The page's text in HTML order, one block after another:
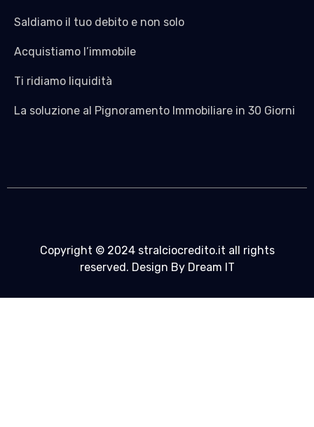
Saldiamo il tuo debito e non solo
Acquistiamo l’immobile
Ti ridiamo liquidità
La soluzione al Pignoramento Immobiliare in 30 Giorni
Copyright © 2024 stralciocredito.it all rights
reserved. Design By Dream IT